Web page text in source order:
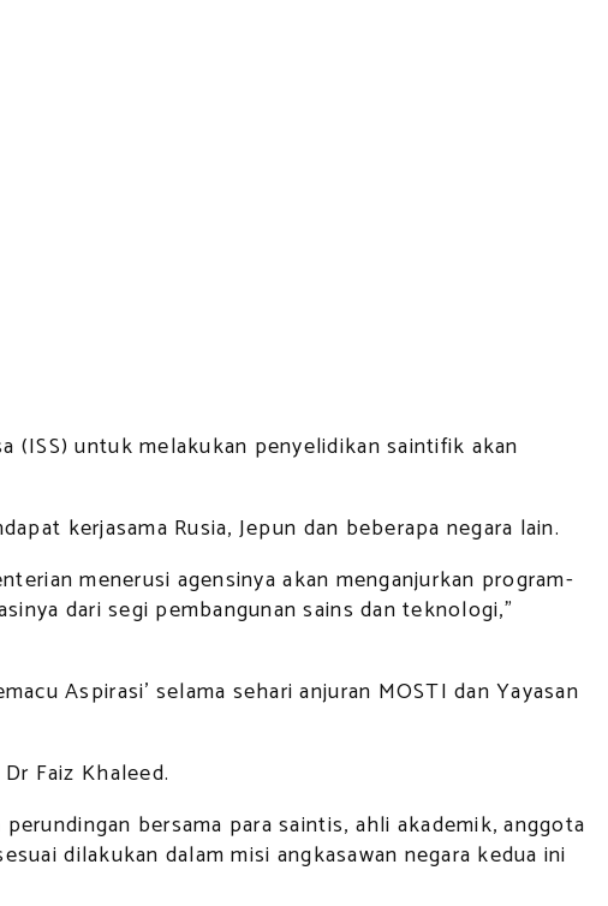
(ISS) untuk melakukan penyelidikan saintifik akan
kerjasama Rusia, Jepun dan beberapa negara lain.
menerusi agensinya akan menganjurkan program-
dari segi pembangunan sains dan teknologi,"
Aspirasi' selama sehari anjuran MOSTI dan Yayasan
Faiz Khaleed.
bersama para saintis, ahli akademik, anggota
dilakukan dalam misi angkasawan negara kedua ini